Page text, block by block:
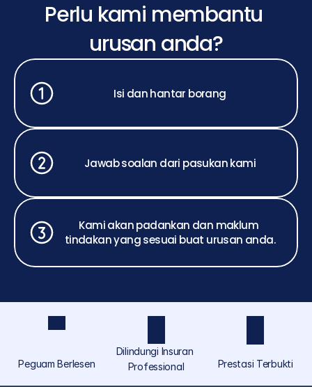
Perlu kami membantu
urusan anda?
Isi dan hantar borang
Jawab soalan dari pasukan kami
Kami akan padankan dan maklum
tindakan yang sesuai buat urusan anda.
Peguam Berlesen
Dilindungi Insuran
Professional
Prestasi Terbukti